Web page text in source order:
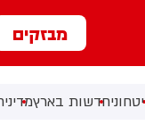
מבזקים
חדשות בארץמדיני